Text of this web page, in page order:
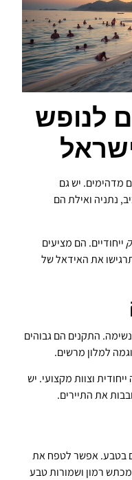
לנופש
מדהימים. יש גם
נתניה ואילת הם
ייחודיים. הם מציעים
את האידאל של
התקנים הם גבוהים
למלון מרשים.
וצוות מקצועי. יש
את התיירים.
בטבע. אפשר לטפח את
רמון ושמורות טבע